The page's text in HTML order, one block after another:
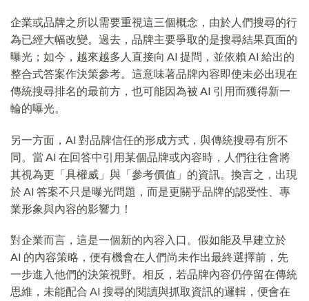
企業或品牌之所以需要重視這三個概念，由於人們搜尋的行
為已經大幅改變。過去，品牌主要爭取的是搜尋結果頁面的
曝光；如今，越來越多人直接向 AI 提問，並依賴 AI 給出的
整合式答案作決策參考。這意味著品牌內容即使未必出現在
傳統搜尋排名的最前方，也可能因為被 AI 引用而獲得新一
輪的曝光。
另一方面，AI 對品牌信任的形成方式，與傳統搜尋有所不
同。當 AI 在回答中引用某個品牌或內容時，人們往往會將
其視為更「具權威」與「參考價值」的資訊。換言之，出現
於 AI 答案不只是曝光問題，而是更關乎品牌的認受性、專
業形象與內容的影響力！
對企業而言，這是一個新的內容入口。假如能及早建立於
AI 的內容策略，便有機會在人們尚未作出最終選擇前，先
一步進入他們的決策視野。相反，若品牌內容仍停留在傳統
思維，未能配合 AI 搜尋的閱讀與抓取資訊的邏輯，便會在